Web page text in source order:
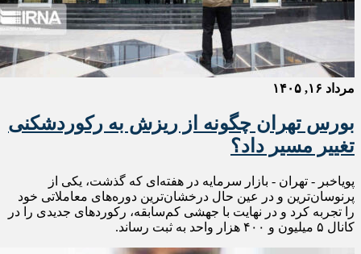
مرداد ۱۶, ۱۴۰۵
بورس تهران چگونه از ریزش به رکوردشکنی
تغییر مسیر داد؟
پویاخبر - تهران - بازار سرمایه در هفته‌ای که گذشت، یکی از
پرنوسان‌ترین و در عین حال درخشان‌ترین دوره‌های معاملاتی خود
را تجربه کرد و در نهایت با جهشی کم‌سابقه، رکوردهای جدیدی را در
کانال ۵ میلیون و ۴۰۰ هزار واحد به ثبت رساند.